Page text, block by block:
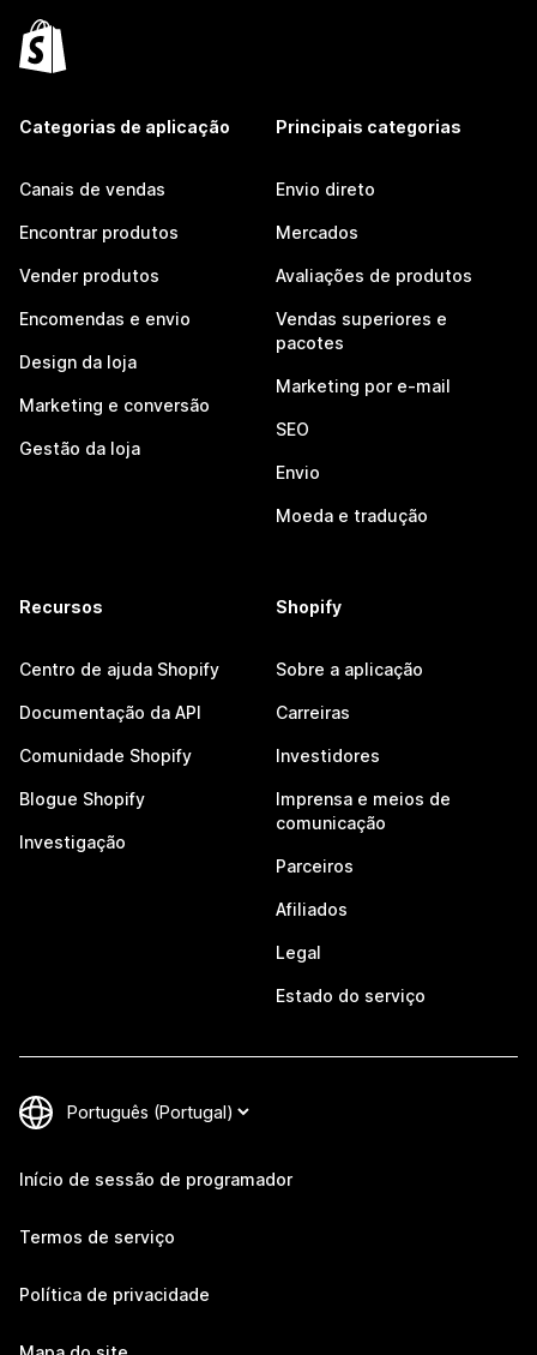
Categorias de aplicação
Canais de vendas
Encontrar produtos
Vender produtos
Encomendas e envio
Design da loja
Marketing e conversão
Gestão da loja
Principais categorias
Envio direto
Mercados
Avaliações de produtos
Vendas superiores e
pacotes
Marketing por e-mail
SEO
Envio
Moeda e tradução
Recursos
Centro de ajuda Shopify
Documentação da API
Comunidade Shopify
Blogue Shopify
Investigação
Shopify
Sobre a aplicação
Carreiras
Investidores
Imprensa e meios de
comunicação
Parceiros
Afiliados
Legal
Estado do serviço
Início de sessão de programador
Termos de serviço
Política de privacidade